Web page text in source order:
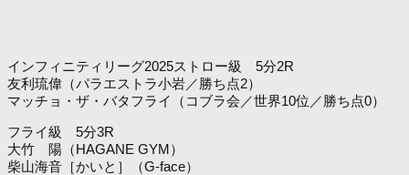
インフィニティリーグ2025ストロー級 5分2R
友利琉偉（パラエストラ小岩／勝ち点2）
マッチョ・ザ・バタフライ（コブラ会／世界10位／勝ち点0）
フライ級 5分3R
大竹 陽（HAGANE GYM）
柴山海音［かいと］（G-face）